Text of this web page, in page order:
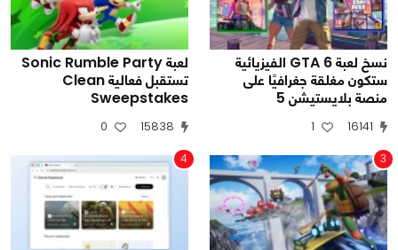
نسخ لعبة GTA 6 الفيزيائية
ستكون مغلقة جغرافيًا على
منصة بلايستيشن 5
16141
1
لعبة Sonic Rumble Party
تستقبل فعالية Clean
Sweepstakes
15838
0
3
4